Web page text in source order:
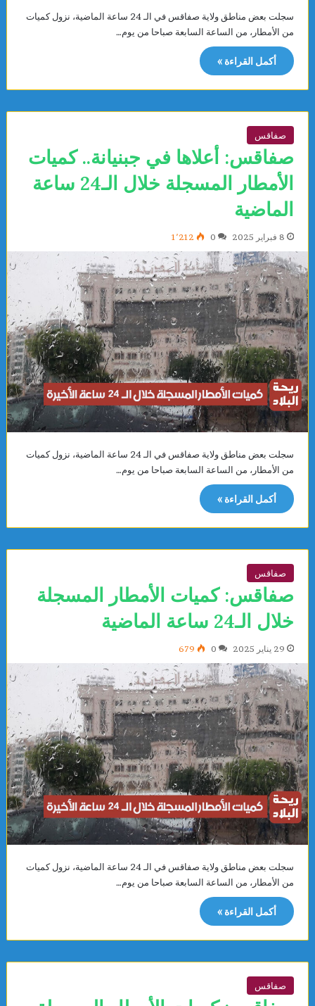
سجلت بعض مناطق ولاية صفاقس في الـ 24 ساعة الماضية، نزول كميات
من الأمطار، من الساعة السابعة صباحا من يوم…
أكمل القراءة »
صفاقس
صفاقس: أعلاها في جبنيانة.. كميات
الأمطار المسجلة خلال الـ24 ساعة
الماضية
8 فبراير 2025 0 1٬212
سجلت بعض مناطق ولاية صفاقس في الـ 24 ساعة الماضية، نزول كميات
من الأمطار، من الساعة السابعة صباحا من يوم…
أكمل القراءة »
صفاقس
صفاقس: كميات الأمطار المسجلة
خلال الـ24 ساعة الماضية
29 يناير 2025 0
679
سجلت بعض مناطق ولاية صفاقس في الـ 24 ساعة الماضية، نزول كميات
من الأمطار، من الساعة السابعة صباحا من يوم…
أكمل القراءة »
صفاقس